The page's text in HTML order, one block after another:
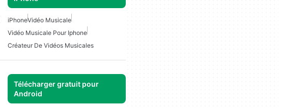
iPhoneVidéo Musicale
Vidéo Musicale Pour Iphone
Créateur De Vidéos Musicales
Télécharger gratuit pour
Android